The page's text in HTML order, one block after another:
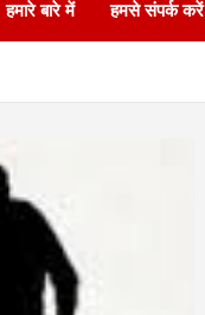
हमारे बारे में हमसे संपर्क करें